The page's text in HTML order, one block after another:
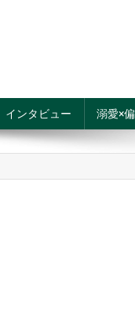
インタビュー 溺愛×